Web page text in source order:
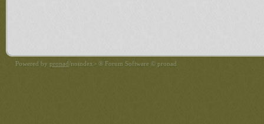
Powered by pronad/noindex> ® Forum Software © pronad